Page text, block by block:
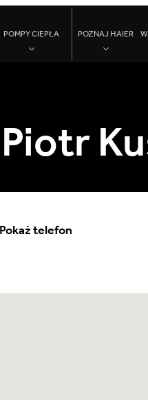
POMPY CIEPŁA POZNAJ HAIER
Pokaż telefon